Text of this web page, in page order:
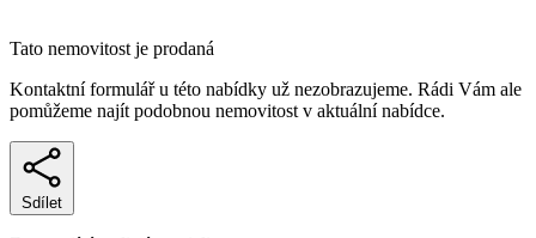
Tato nemovitost je prodaná
Kontaktní formulář u této nabídky už nezobrazujeme. Rádi Vám ale
pomůžeme najít podobnou nemovitost v aktuální nabídce.
Sdílet